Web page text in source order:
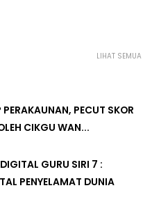
LIHAT SEMUA
PECUT SKOR
CIKGU WAN...
GURU SIRI 7 :
PENYELAMAT DUNIA